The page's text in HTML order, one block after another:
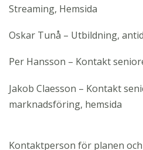
Streaming, Hemsida
Oskar Tunå – Utbildning,
Per Hansson – Kontakt
Jakob Claesson – Kontakt
marknadsföring, hemsida
Kontaktperson för planen